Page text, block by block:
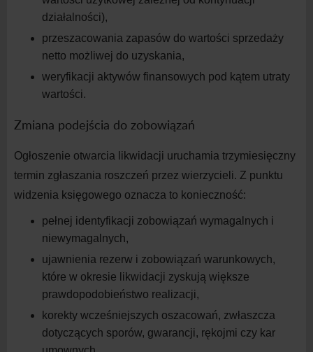
działalności),
przeszacowania zapasów do wartości sprzedaży
netto możliwej do uzyskania,
weryfikacji aktywów finansowych pod kątem utraty
wartości.
Zmiana podejścia do zobowiązań
Ogłoszenie otwarcia likwidacji uruchamia trzymiesięczny
termin zgłaszania roszczeń przez wierzycieli. Z punktu
widzenia księgowego oznacza to konieczność:
pełnej identyfikacji zobowiązań wymagalnych i
niewymagalnych,
ujawnienia rezerw i zobowiązań warunkowych,
które w okresie likwidacji zyskują większe
prawdopodobieństwo realizacji,
korekty wcześniejszych oszacowań, zwłaszcza
dotyczących sporów, gwarancji, rękojmi czy kar